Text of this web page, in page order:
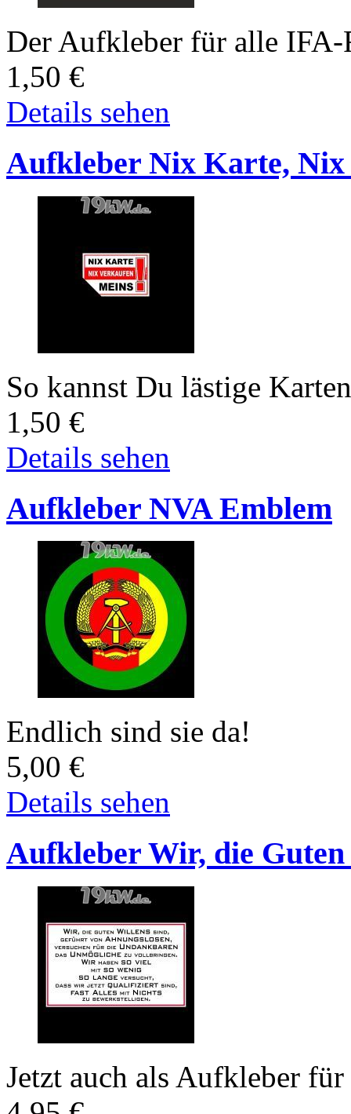
Der Aufkleber für alle IFA-
1,50 €
Details sehen
Aufkleber Nix Karte, Nix
So kannst Du lästige
1,50 €
Details sehen
Aufkleber NVA Emblem
Endlich sind sie da!
5,00 €
Details sehen
Aufkleber Wir, die
Jetzt auch als Aufkleber